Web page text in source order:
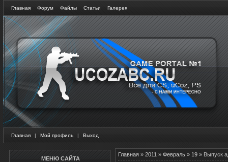
Главная Форум Файлы Статьи Галерея
Главная | Мой профиль | Выход
МЕНЮ САЙТА
Главная » 2011 » Февраль » 19 » Выпуск